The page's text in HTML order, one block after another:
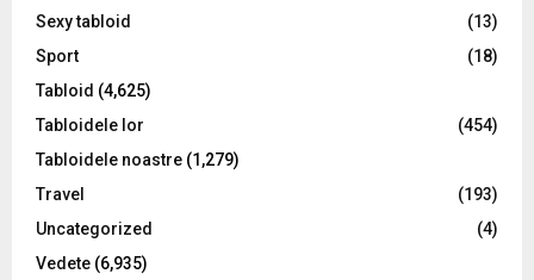
Sexy tabloid
(13)
Sport
(18)
Tabloid (4,625)
Tabloidele lor
(454)
Tabloidele noastre (1,279)
Travel
(193)
Uncategorized
(4)
Vedete (6,935)